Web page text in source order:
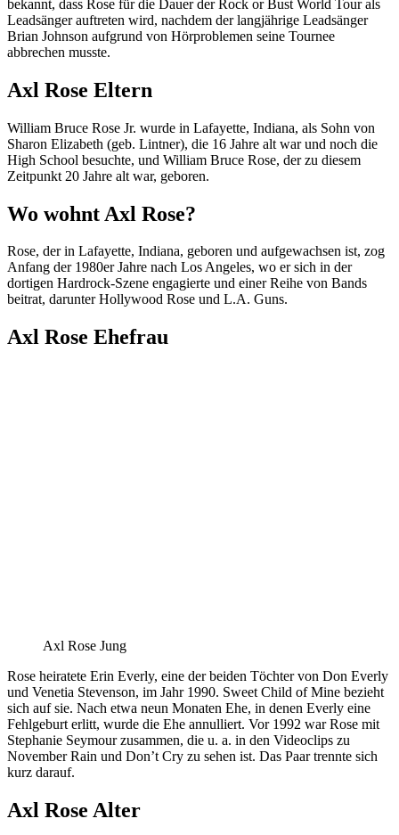
bekannt, dass Rose für die Dauer der Rock or Bust World Tour als
Leadsänger auftreten wird, nachdem der langjährige Leadsänger
Brian Johnson aufgrund von Hörproblemen seine Tournee
abbrechen musste.
Axl Rose Eltern
William Bruce Rose Jr. wurde in Lafayette, Indiana, als Sohn von
Sharon Elizabeth (geb. Lintner), die 16 Jahre alt war und noch die
High School besuchte, und William Bruce Rose, der zu diesem
Zeitpunkt 20 Jahre alt war, geboren.
Wo wohnt Axl Rose?
Rose, der in Lafayette, Indiana, geboren und aufgewachsen ist, zog
Anfang der 1980er Jahre nach Los Angeles, wo er sich in der
dortigen Hardrock-Szene engagierte und einer Reihe von Bands
beitrat, darunter Hollywood Rose und L.A. Guns.
Axl Rose Ehefrau
Axl Rose Jung
Rose heiratete Erin Everly, eine der beiden Töchter von Don Everly
und Venetia Stevenson, im Jahr 1990. Sweet Child of Mine bezieht
sich auf sie. Nach etwa neun Monaten Ehe, in denen Everly eine
Fehlgeburt erlitt, wurde die Ehe annulliert. Vor 1992 war Rose mit
Stephanie Seymour zusammen, die u. a. in den Videoclips zu
November Rain und Don’t Cry zu sehen ist. Das Paar trennte sich
kurz darauf.
Axl Rose Alter